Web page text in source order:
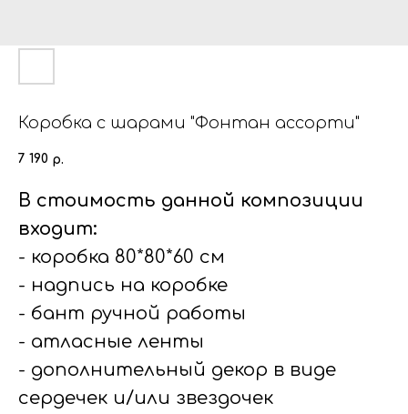
Коробка с шарами "Фонтан ассорти"
7 190 р.
В стоимость данной композиции
входит:
- коробка 80*80*60 см
- надпись на коробке
- бант ручной работы
- атласные ленты
- дополнительный декор в виде
сердечек и/или звездочек